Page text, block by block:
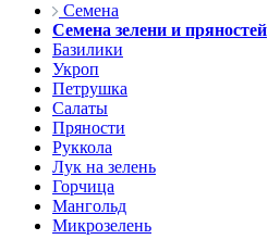
Семена
Семена зелени и пряностей
Базилики
Укроп
Петрушка
Салаты
Пряности
Руккола
Лук на зелень
Горчица
Мангольд
Микрозелень